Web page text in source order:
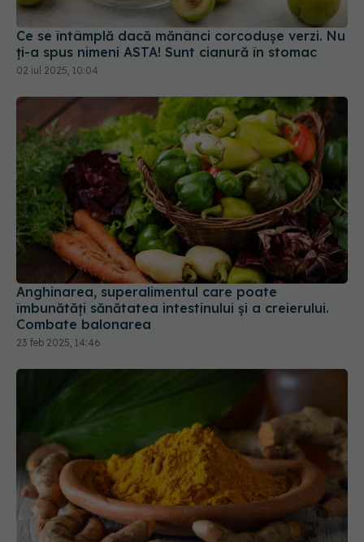
Ce se întâmplă dacă mănânci corcodușe verzi. Nu
ți-a spus nimeni ASTA! Sunt cianură în stomac
02 iul 2025, 10:04
Anghinarea, superalimentul care poate
îmbunătăți sănătatea intestinului și a creierului.
Combate balonarea
23 feb 2025, 14:46